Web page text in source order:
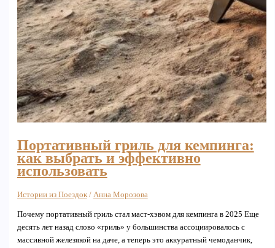
Портативный гриль для кемпинга:
как выбрать и эффективно
использовать
Истории из Поездок/ Анна Морозова
Почему портативный гриль стал маст‑хэвом для кемпинга в 2025 Еще
десять лет назад слово «гриль» у большинства ассоциировалось с
массивной железякой на даче, а теперь это аккуратный чемоданчик,